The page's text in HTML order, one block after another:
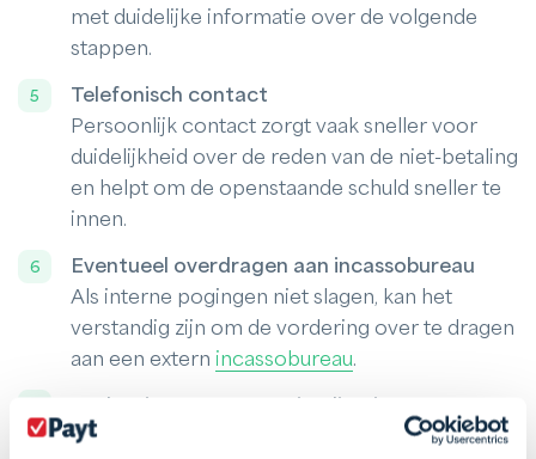
met duidelijke informatie over de volgende
stappen.
Telefonisch contact
Persoonlijk contact zorgt vaak sneller voor
duidelijkheid over de reden van de niet-betaling
en helpt om de openstaande schuld sneller te
innen.
Eventueel overdragen aan incassobureau
Als interne pogingen niet slagen, kan het
verstandig zijn om de vordering over te dragen
aan een extern incassobureau.
Evaluatie en procesoptimalisatie
Analyseer de resultaten van je